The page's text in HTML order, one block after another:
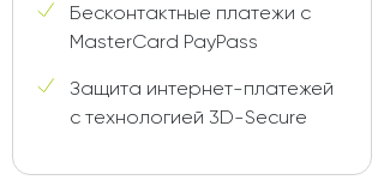
Бесконтактные платежи с
MasterCard PayPass
Защита интернет-платежей
с технологией 3D-Secure